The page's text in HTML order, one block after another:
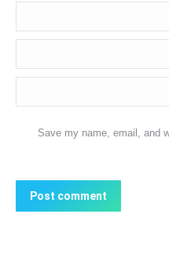
Save my name, email, and
Post comment